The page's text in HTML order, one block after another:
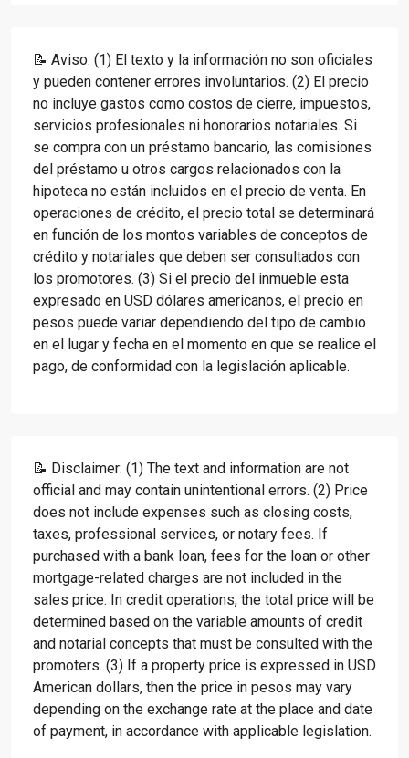
📝 Aviso: (1) El texto y la información no son oficiales
y pueden contener errores involuntarios. (2) El precio
no incluye gastos como costos de cierre, impuestos,
servicios profesionales ni honorarios notariales. Si
se compra con un préstamo bancario, las comisiones
del préstamo u otros cargos relacionados con la
hipoteca no están incluidos en el precio de venta. En
operaciones de crédito, el precio total se determinará
en función de los montos variables de conceptos de
crédito y notariales que deben ser consultados con
los promotores. (3) Si el precio del inmueble esta
expresado en USD dólares americanos, el precio en
pesos puede variar dependiendo del tipo de cambio
en el lugar y fecha en el momento en que se realice el
pago, de conformidad con la legislación aplicable.
📝 Disclaimer: (1) The text and information are not
official and may contain unintentional errors. (2) Price
does not include expenses such as closing costs,
taxes, professional services, or notary fees. If
purchased with a bank loan, fees for the loan or other
mortgage-related charges are not included in the
sales price. In credit operations, the total price will be
determined based on the variable amounts of credit
and notarial concepts that must be consulted with the
promoters. (3) If a property price is expressed in USD
American dollars, then the price in pesos may vary
depending on the exchange rate at the place and date
of payment, in accordance with applicable legislation.